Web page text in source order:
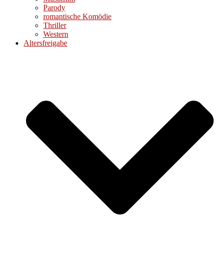
Parody
romantische Komödie
Thriller
Western
Altersfreigabe